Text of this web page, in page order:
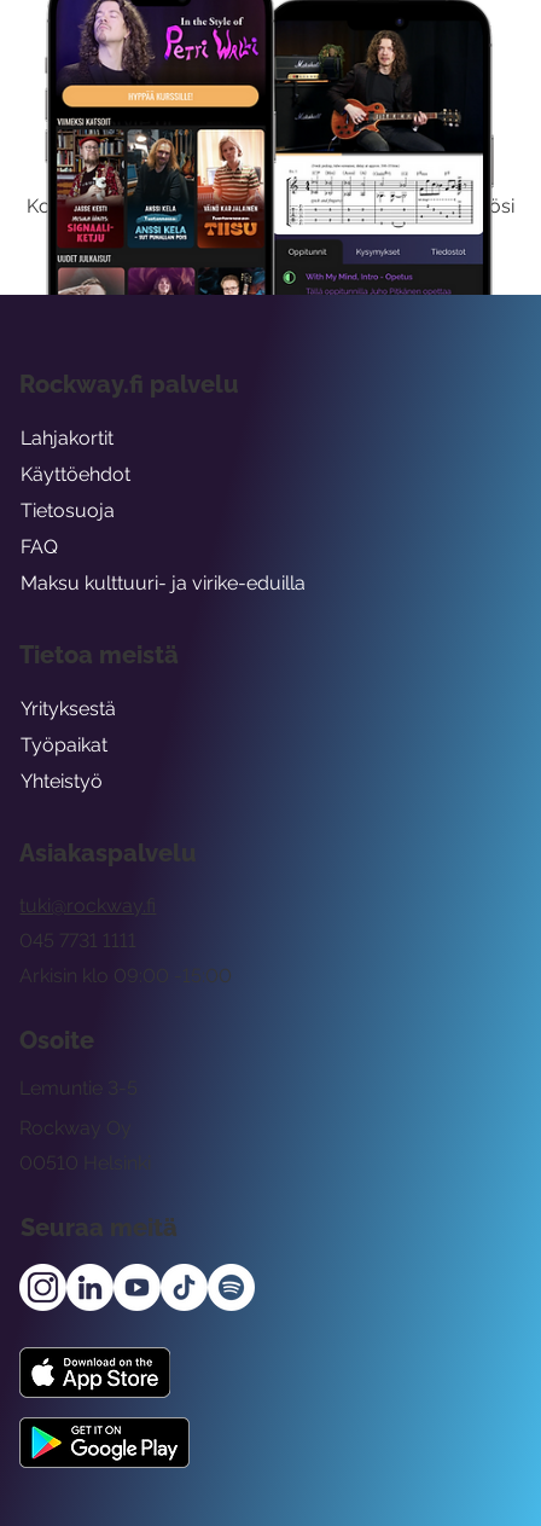
Kokeile Ilmaiseksi
Kokeilemalla ilmaiseksi saat koko sisältömme käyttöösi
viikon ajaksi.
Asiakaspalvelu
tuki@rockway.fi
Arkisin klo 09:00 -15:00
045 7731 1111
Osoite
Rockway Oy
Lemuntie 3-5
00510 Helsinki
Seuraa meitä
Rockway.fi palvelu
Lahjakortit
Käyttöehdot
Tietosuoja
FAQ
Maksu kulttuuri- ja virike-eduilla
Tietoa meistä
Yrityksestä
Työpaikat
Yhteistyö